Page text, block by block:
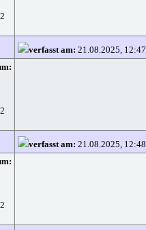
verfasst am: 21.08.2025, 12:47
verfasst am: 21.08.2025, 12:48